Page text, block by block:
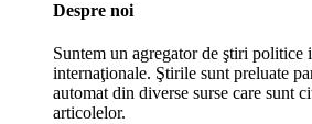
Despre noi
Suntem un agregator de ştiri politice
internaţionale. Ştirile sunt preluate
automat din diverse surse care sunt
articolelor.